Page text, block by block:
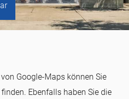
Google-Maps können Sie
Ebenfalls haben Sie die